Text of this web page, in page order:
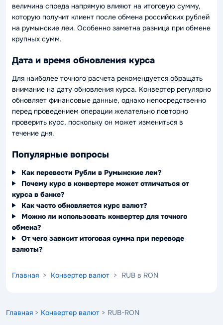
величина спреда напрямую влияют на итоговую сумму,
которую получит клиент после обмена российских рублей
на румынские леи. Особенно заметна разница при обмене
крупных сумм.
Дата и время обновления курса
Для наиболее точного расчета рекомендуется обращать
внимание на дату обновления курса. Конвертер регулярно
обновляет финансовые данные, однако непосредственно
перед проведением операции желательно повторно
проверить курс, поскольку он может измениться в
течение дня.
Популярные вопросы
Как перевести Рубли в Румынские леи?
Почему курс в конвертере может отличаться от
курса в банке?
Как часто обновляется курс валют?
Можно ли использовать конвертер для точного
обмена?
От чего зависит итоговая сумма при переводе
валюты?
Главная > Конвертер валют > RUB в RON
Главная > Конвертер валют > RUB-RON